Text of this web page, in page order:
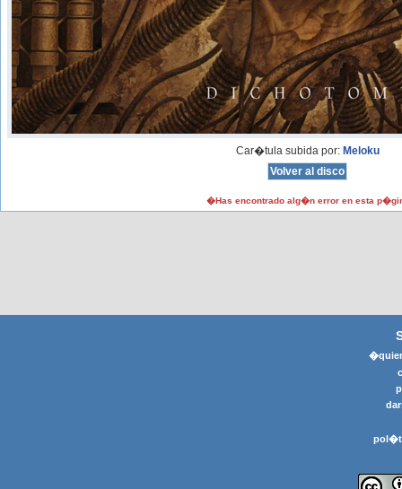
Car�tula subida por: Meloku
�Has encontrado alg�n error en esta